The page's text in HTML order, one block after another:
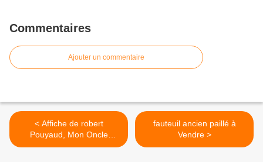
Commentaires
Ajouter un commentaire
< Affiche de robert
Pouyaud, Mon Oncle
Benjamin
fauteuil ancien paillé à
Vendre >